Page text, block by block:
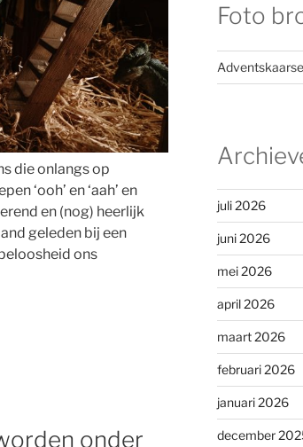
die onlangs op
‘ooh’ en ‘aah’ en
en (nog) heerlijk
geleden bij een
ons
onder
Foto
juli 2026
juni 2026
mei 2026
april 2026
maart 2026
februari 2026
januari 2026
december